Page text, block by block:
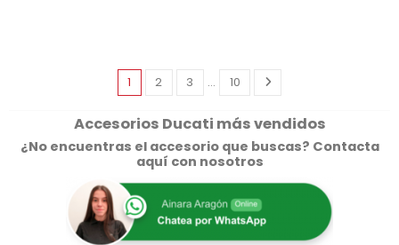
1 2 3 … 10
Accesorios Ducati más vendidos
¿No encuentras el accesorio que buscas? Contacta
aquí con nosotros